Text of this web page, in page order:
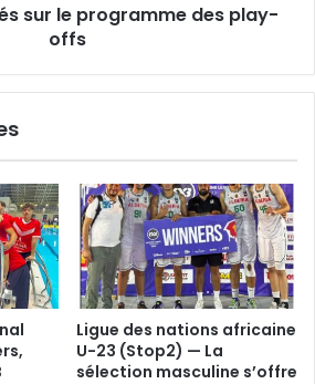
sur le programme des play-
offs
Ligue des nations africaine
U-23 (Stop2) — La
sélection masculine s’offre